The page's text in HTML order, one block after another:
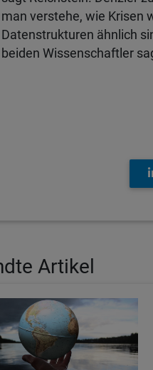
man verstehe, wie Krisen
Datenstrukturen ähnlich
beiden Wissenschaftler
Artikel